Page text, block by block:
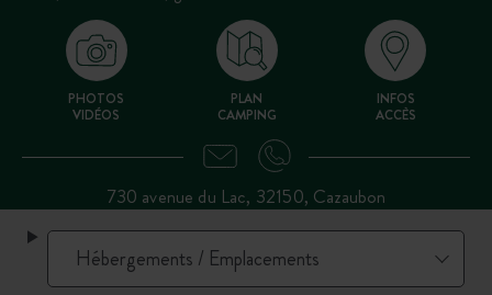
PHOTOS
VIDÉOS
PLAN
CAMPING
INFOS
ACCÈS
730 avenue du Lac, 32150, Cazaubon